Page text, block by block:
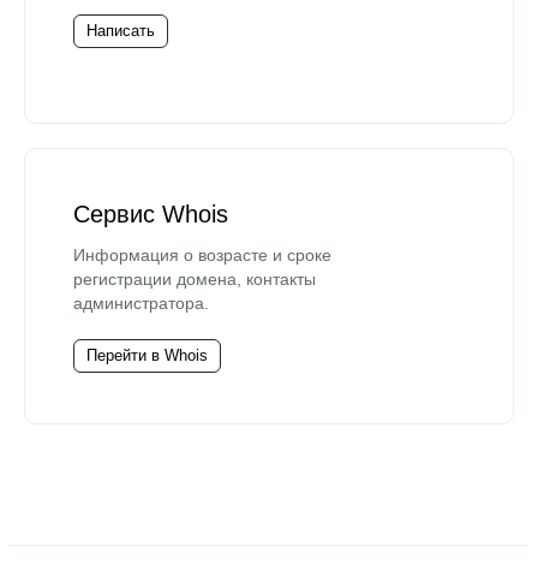
Написать
Сервис Whois
Информация о возрасте и сроке
регистрации домена, контакты
администратора.
Перейти в Whois